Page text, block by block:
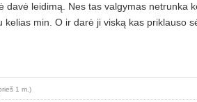
davė leidimą. Nes tas valgymas netrunka
kelias min. O ir darė ji viską kas priklauso
1 m.)